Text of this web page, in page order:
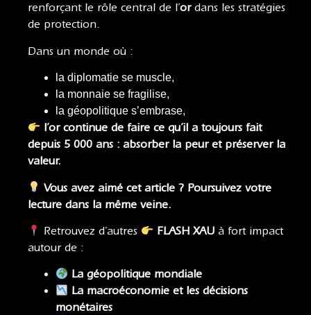
renforçant le rôle central de l’ordans les stratégies
de protection.
Dans un monde où :
la diplomatie se muscle,
la monnaie se fragilise,
la géopolitique s’embrase,
l’or continue de faire ce qu’il a toujours fait
depuis 5 000 ans : absorber la peur et préserver la
valeur.
Vous avez aimé cet article ? Poursuivez votre
lecture dans la même veine.
Retrouvez d’autres FLASH XAU à fort impact
autour de :
La géopolitique mondiale
La macroéconomie et les décisions
monétaires